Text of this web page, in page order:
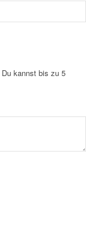
Du kannst bis zu 5